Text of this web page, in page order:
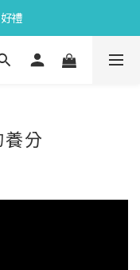
禮
禮
送好禮
分